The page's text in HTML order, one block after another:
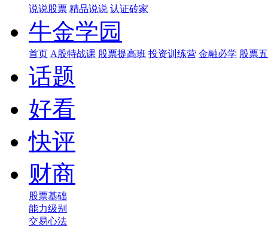
说说股票 精品说说 认证砖家
牛金学园
首页 A股特战课 股票提高班 投资训练营 金融必学 股票
话题
好看
快评
财商
股票基础
能力级别
交易心法